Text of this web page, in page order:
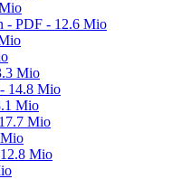
- PDF - 12.6 Mio
Mio
14.8 Mio
Mio
Mio
Mio